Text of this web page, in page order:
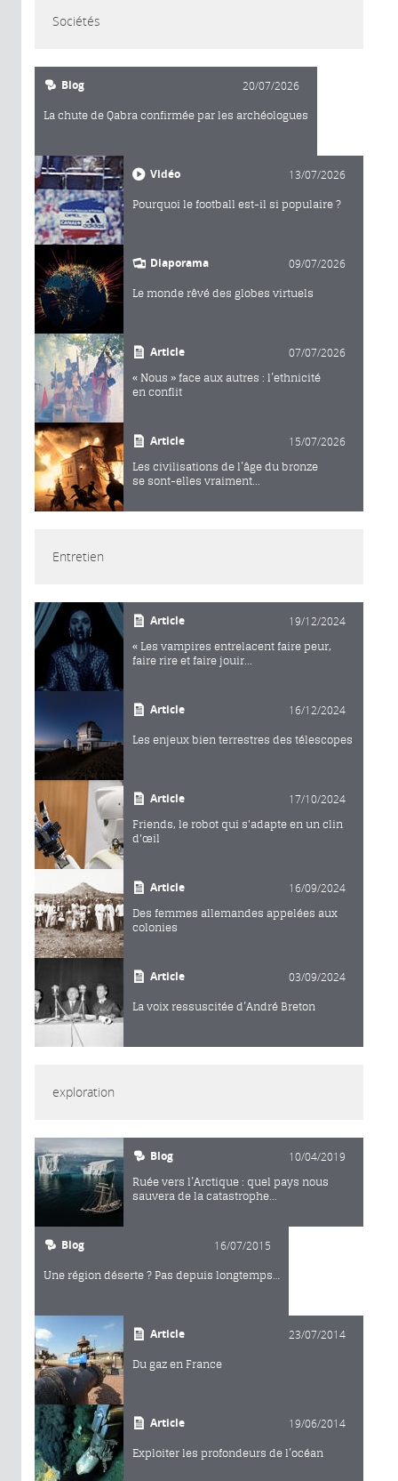
Sociétés
Blog 20/07/2026
La chute de Qabra confirmée par les archéologues
Vidéo 13/07/2026
Pourquoi le football est-il si populaire ?
Diaporama 09/07/2026
Le monde rêvé des globes virtuels
Article 07/07/2026
« Nous » face aux autres : l’ethnicité
en conflit
Article 15/07/2026
Les civilisations de l’âge du bronze
se sont-elles vraiment...
Entretien
Article 19/12/2024
« Les vampires entrelacent faire peur,
faire rire et faire jouir...
Article 16/12/2024
Les enjeux bien terrestres des télescopes
Article 17/10/2024
Friends, le robot qui s'adapte en un clin
d'œil
Article 16/09/2024
Des femmes allemandes appelées aux
colonies
Article 03/09/2024
La voix ressuscitée d’André Breton
exploration
Blog 10/04/2019
Ruée vers l’Arctique : quel pays nous
sauvera de la catastrophe...
Blog 16/07/2015
Une région déserte ? Pas depuis longtemps…
Article 23/07/2014
Du gaz en France
Article 19/06/2014
Exploiter les profondeurs de l’océan